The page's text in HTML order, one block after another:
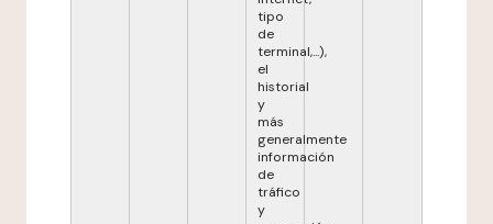
tipo
de
terminal,...),
el
historial
y
más
generalmente
información
de
tráfico
y